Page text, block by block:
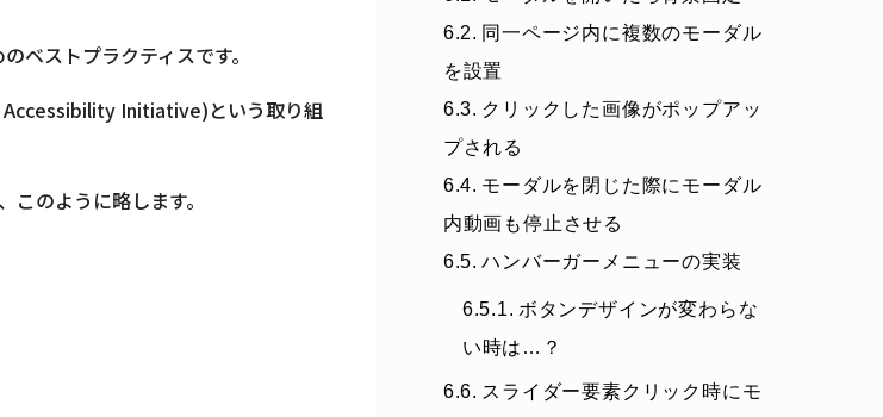
ベストプラクティスです。
Accessibility Initiative)という取り組
のように略します。
同一ページ内に複数のモーダル
を設置
クリックした画像がポップアッ
プされる
モーダルを閉じた際にモーダル
内動画も停止させる
ハンバーガーメニューの実装
ボタンデザインが変わらな
い時は…？
スライダー要素クリック時にモ